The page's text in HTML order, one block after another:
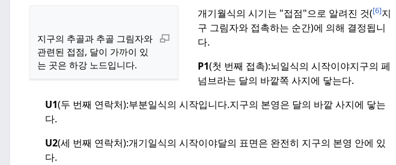
지구의 추골과 추골 그림자와
관련된 접점, 달이 가까이 있
는 곳은 하강 노드입니다.
개기월식의 시기는 "접점"으로 알려진 것([6]지
구 그림자와 접촉하는 순간)에 의해 결정됩니
다.
P1(첫 번째 접촉):뇌일식의 시작이야지구의 페
넘브라는 달의 바깥쪽 사지에 닿는다.
U1(두 번째 연락처):부분일식의 시작입니다.지구의 본영은 달의 바깥 사지에 닿는
다.
U2(세 번째 연락처):개기일식의 시작이야달의 표면은 완전히 지구의 본영 안에 있
다.